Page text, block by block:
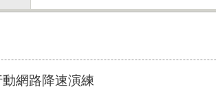
網路降速演練